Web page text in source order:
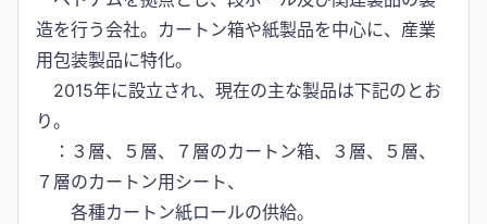
造を行う会社。カートン箱や紙製品を中心に、産業
用包装製品に特化。
2015年に設立され、現在の主な製品は下記のとお
り。
：３層、５層、７層のカートン箱、３層、５層、
７層のカートン用シート、
各種カートン紙ロールの供給。